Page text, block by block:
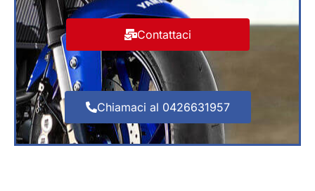
Contattaci
Chiamaci al 0426631957